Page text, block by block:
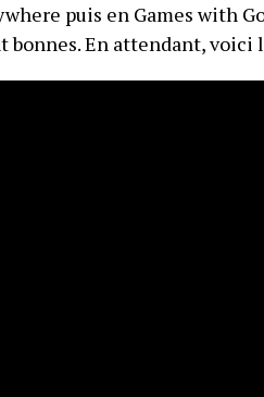
puis en Games with
bonnes. En attendant,